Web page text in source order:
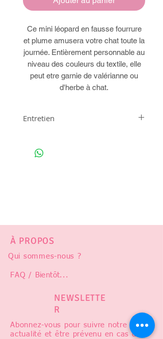
Ce mini léopard en fausse fourrure
et plume amusera votre chat toute la
journée. Entièrement personnable au
niveau des couleurs du textile, elle
peut etre garnie de valérianne ou
d'herbe à chat.
Entretien
À PROPOS
Qui sommes-nous ?
FAQ / Bientôt...
NEWSLETTE
R
Abonnez-vous pour suivre notre
actualité et être prévenu en cas de